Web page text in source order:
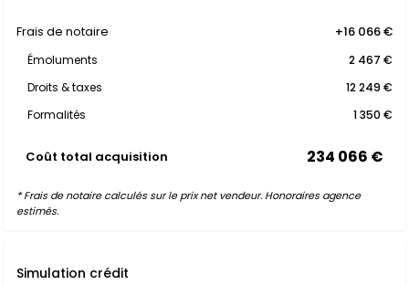
Frais de notaire +16 066 €
Émoluments
2 467 €
Droits & taxes
12 249 €
Formalités
1 350 €
Coût total acquisition 234 066 €
* Frais de notaire calculés sur le prix net vendeur. Honoraires agence
estimés.
Simulation crédit